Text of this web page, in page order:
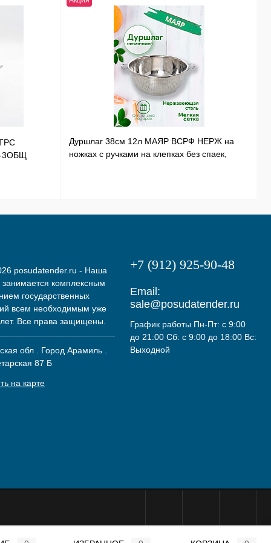
3ОБЩ
Дуршлаг 38см 12л МАЯР ВСРФ НЕРЖ на
ножках с ручками на клепках без спаек,
posudatender.ru - Наша
комплексным
государственных
всем необходимым уже
Все права защищены.
обл . Город Арамиль .
87 Б
на карте
+7 (912) 925-90-48
Email:
sale@posudatender.ru
График работы Пн-Пт: с 9:00
до 21:00 Сб: с 9:00 до 18:00 Вс:
Выходной